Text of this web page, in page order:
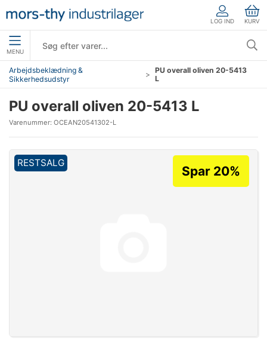
LOG IND KURV
MENU
Arbejdsbeklædning &
Sikkerhedsudstyr
PU overall oliven 20-5413
L
PU overall oliven 20-5413 L
Varenummer: OCEAN20541302-L
RESTSALG
Spar 20%